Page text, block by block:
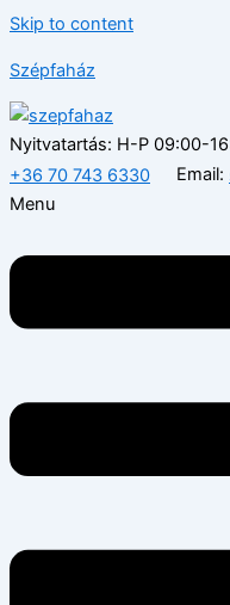
Skip to content
Szépfaház
Nyitvatartás: H-P 09:00-
+36 70 743 6330
Email:
Menu